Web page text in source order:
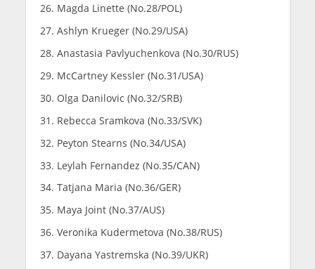
Magda Linette (No.28/POL)
Ashlyn Krueger (No.29/USA)
Anastasia Pavlyuchenkova (No.30/RUS)
McCartney Kessler (No.31/USA)
Olga Danilovic (No.32/SRB)
Rebecca Sramkova (No.33/SVK)
Peyton Stearns (No.34/USA)
Leylah Fernandez (No.35/CAN)
Tatjana Maria (No.36/GER)
Maya Joint (No.37/AUS)
Veronika Kudermetova (No.38/RUS)
Dayana Yastremska (No.39/UKR)